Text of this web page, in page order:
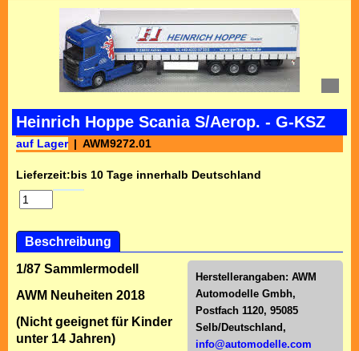
Heinrich Hoppe Scania S/Aerop. - G-KSZ
auf Lager AWM9272.01
Lieferzeit:bis 10 Tage innerhalb Deutschland
Beschreibung
Herstellerangaben: AWM
Automodelle Gmbh,
Postfach 1120, 95085
Selb/Deutschl and,
info@automodelle.com
1/87 Sammlermodell
AWM Neuheiten 2018
(Nicht geeignet für Kinder
unter 14 Jahren)